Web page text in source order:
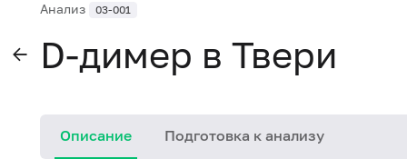
Анализ 03-001
D-димер в Твери
Описание Подготовка к анализу